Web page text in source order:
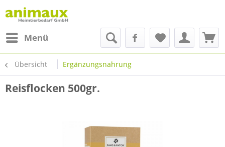
Menü
Übersicht Ergänzungsnahrung
Reisflocken 500gr.